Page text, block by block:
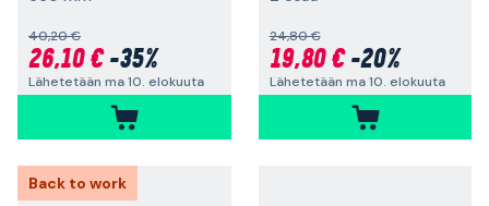
40,20 €
26,10 €-35%
Lähetetään ma 10. elokuuta
24,80 €
19,80 €-20%
Lähetetään ma 10. elokuuta
Back to work